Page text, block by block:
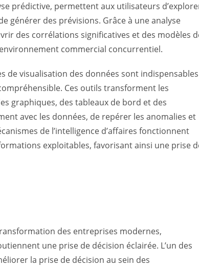
prédictive, permettent aux utilisateurs
générer des prévisions. Grâce à une analyse
des corrélations significatives et des modèles
commercial concurrentiel.
de visualisation des données sont indispensables
Ces outils transforment les
graphiques, des tableaux de bord et des
avec les données, de repérer les anomalies et
de l’intelligence d’affaires fonctionnent
exploitables, favorisant ainsi une prise
des entreprises modernes,
une prise de décision éclairée. L’un des
la prise de décision au sein des